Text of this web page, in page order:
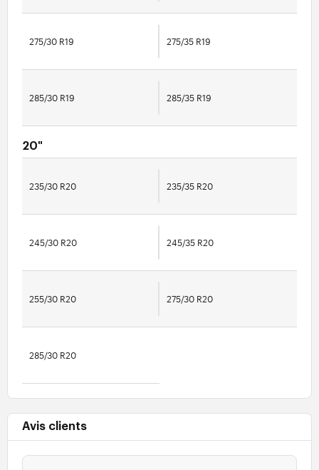
275/30 R19 275/35 R19
285/30 R19 285/35 R19
20"
235/30 R20 235/35 R20
245/30 R20 245/35 R20
255/30 R20 275/30 R20
285/30 R20
Avis clients